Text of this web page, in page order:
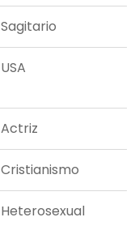
Sagitario
USA
Actriz
Cristianismo
Heterosexual